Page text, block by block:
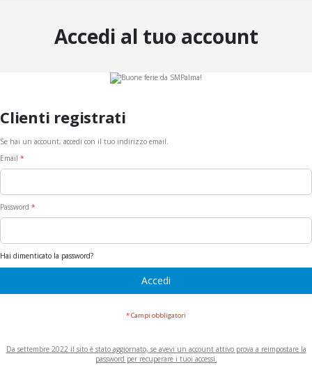
Accedi al tuo account
Clienti registrati
Se hai un account, accedi con il tuo indirizzo email.
Email
Password
Hai dimenticato la password?
Accedi
Da settembre 2022 il sito è stato aggiornato, se avevi un account attivo prova a reimpostare la
password per recuperare i tuoi accessi.